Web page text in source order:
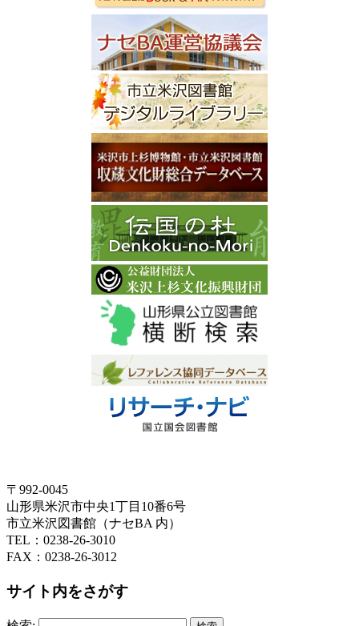
〒992-0045
山形県米沢市中央1丁目10番6号
市立米沢図書館（ナセBA 内）
TEL：0238-26-3010
FAX：0238-26-3012
サイト内をさがす